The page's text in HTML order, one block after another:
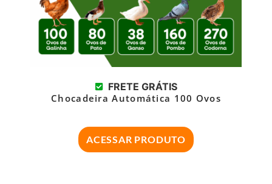
FRETE GRÁTIS
Chocadeira Automática 100 Ovos
ACESSAR PRODUTO